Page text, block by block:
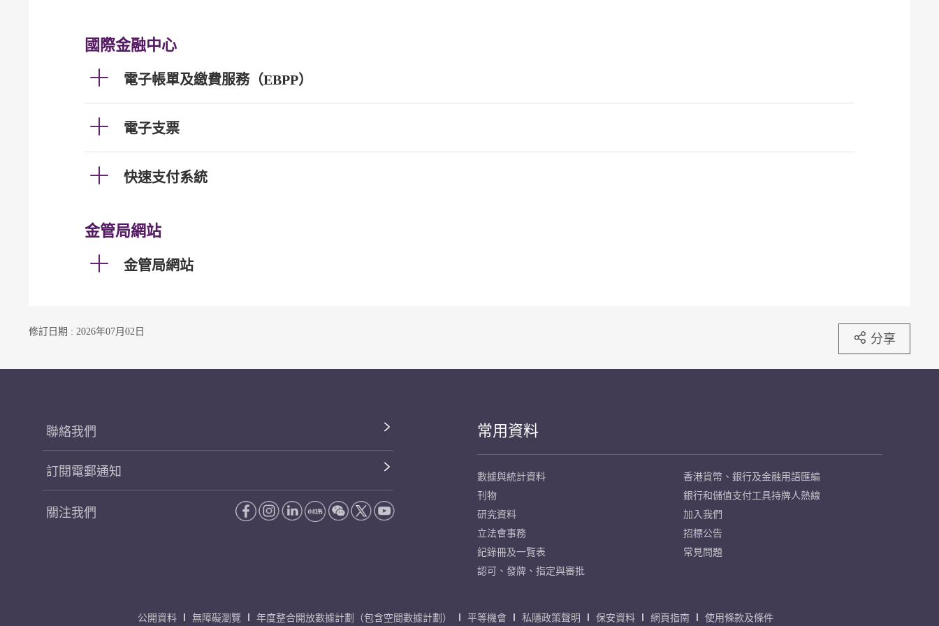
國際金融中心
電子帳單及繳費服務（EBPP）
電子支票
快速支付系統
金管局網站
金管局網站
修訂日期 : 2026年07月02日 分享
聯絡我們
訂閱電郵通知
關注我們
常用資料
數據與統計資料
刊物
研究資料
立法會事務
紀錄冊及一覽表
認可、發牌、指定與審批
香港貨幣、銀行及金融用語匯編
銀行和儲值支付工具持牌人熱線
加入我們
招標公告
常見問題
公開資料 無障礙瀏覽 年度整合開放數據計劃（包含空間數據計劃） 平等機會 私隱政策聲明 保安資料 網頁指南 使用條款及條件